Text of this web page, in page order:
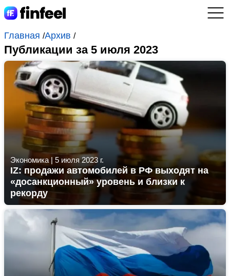
Главная /Архив /
Публикации за 5 июля 2023
Экономика| 5 июля 2023 г.
IZ: продажи автомобилей в РФ выходят на
«досанкционный» уровень и близки к
рекорду